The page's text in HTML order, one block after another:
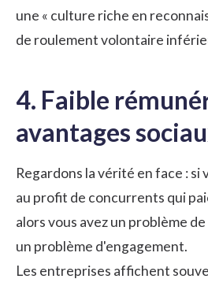
une « culture riche en
de roulement volontaire
4. Faible
avantages
Regardons la vérité en face : si
au profit de concurrents qui
alors vous avez un problème
un problème d'engagement.
Les entreprises affichent